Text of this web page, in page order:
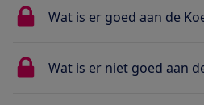
Wat is er goed aan de
Wat is er niet goed aan